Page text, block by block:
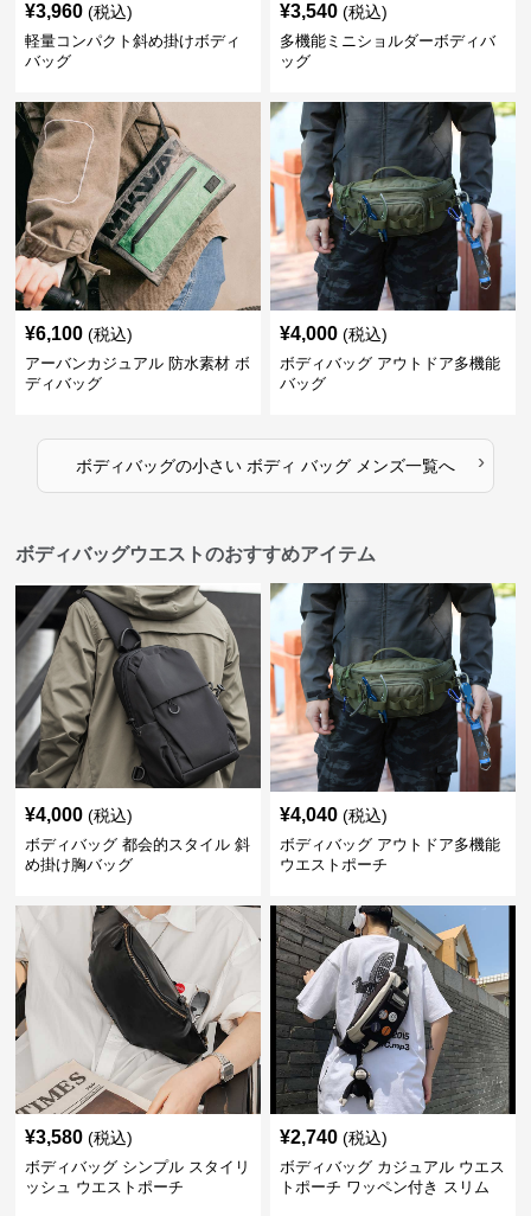
¥3,960 (税込)
軽量コンパクト斜め掛けボディ
バッグ
¥3,540 (税込)
多機能ミニショルダーボディバ
ッグ
¥6,100 (税込)
アーバンカジュアル 防水素材 ボ
ディバッグ
¥4,000 (税込)
ボディバッグ アウトドア多機能
バッグ
ボディバッグの小さい ボディ バッグ メンズ一覧へ ›
ボディバッグウエストのおすすめアイテム
¥4,000 (税込)
ボディバッグ 都会的スタイル 斜
め掛け胸バッグ
¥4,040 (税込)
ボディバッグ アウトドア多機能
ウエストポーチ
¥3,580 (税込)
ボディバッグ シンプル スタイリ
ッシュ ウエストポーチ
¥2,740 (税込)
ボディバッグ カジュアル ウエス
トポーチ ワッペン付き スリム